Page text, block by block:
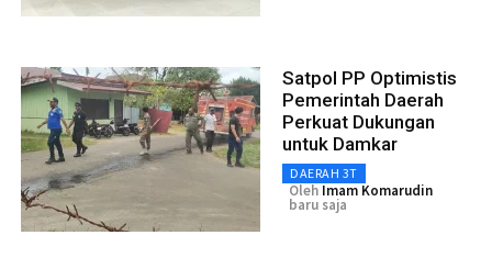
Satpol PP Optimistis
Pemerintah Daerah
Perkuat Dukungan
untuk Damkar
DAERAH 3T
Oleh Imam Komarudin
baru saja